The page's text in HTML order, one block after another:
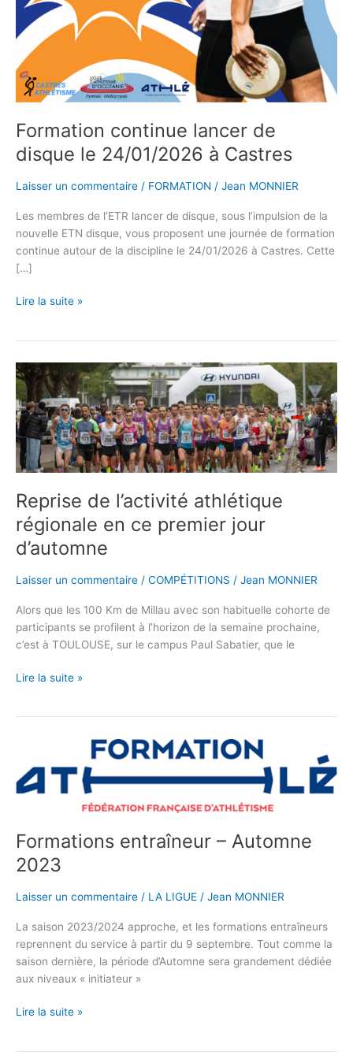
Formation continue lancer de
disque le 24/01/2026 à Castres
Laisser un commentaire / FORMATION / Jean MONNIER
Les membres de l’ETR lancer de disque, sous l’impulsion de la
nouvelle ETN disque, vous proposent une journée de formation
continue autour de la discipline le 24/01/2026 à Castres. Cette
[…]
Lire la suite »
Reprise de l’activité athlétique
régionale en ce premier jour
d’automne
Laisser un commentaire / COMPÉTITIONS / Jean MONNIER
Alors que les 100 Km de Millau avec son habituelle cohorte de
participants se profilent à l’horizon de la semaine prochaine,
c’est à TOULOUSE, sur le campus Paul Sabatier, que le
Reprise
de
l’activité
athlétique
régionale
en
ce
premier
jour
d’automne
Lire la suite »
Formations entraîneur – Automne
2023
Laisser un commentaire / LA LIGUE / Jean MONNIER
La saison 2023/2024 approche, et les formations entraîneurs
reprennent du service à partir du 9 septembre. Tout comme la
saison dernière, la période d’Automne sera grandement dédiée
aux niveaux « initiateur »
entraîneur
–
Lire la suite »